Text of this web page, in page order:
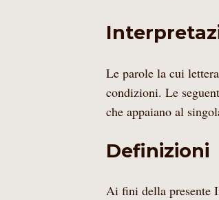
Le parole la cui
condizioni. Le
che appaiano al
Definizioni
Ai fini della presente